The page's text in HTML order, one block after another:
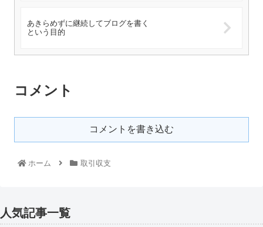
あきらめずに継続してブログを書く
という目的
コメント
コメントを書き込む
ホーム 取引収支
人気記事一覧